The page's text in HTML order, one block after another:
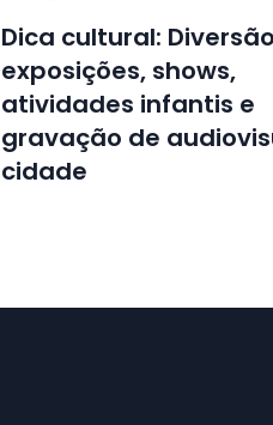
Dica cultural:
exposições, shows,
atividades infantis e
gravação de
cidade